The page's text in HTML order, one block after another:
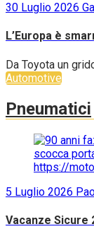
30 Luglio 2026
L’Europa è
Da Toyota un
Automotive
Pneumatici
5 Luglio 2026
Vacanze Sicure